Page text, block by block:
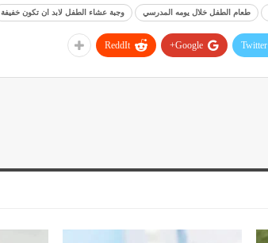
طعام الطفل خلال يومه المدرسي وجبة عشاء الطفل لابد ان تكون خفيفة
Twitter
Google+
ReddIt